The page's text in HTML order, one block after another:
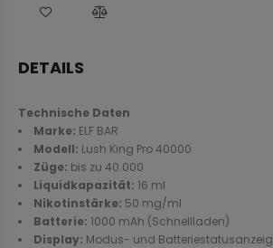
DETAILS
Technische Daten
Marke: ELF BAR
Modell: Lush King Pro 40000
Züge: bis zu 40.000
Liquidkapazität: 16 ml
Nikotinstärke: 50 mg/ml
Batterie: 1000 mAh (Schnellladen)
Display: Modus- und